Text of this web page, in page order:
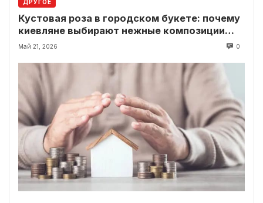
ДРУГОЕ
Кустовая роза в городском букете: почему
киевляне выбирают нежные композиции
вместо классики
Май 21, 2026 0